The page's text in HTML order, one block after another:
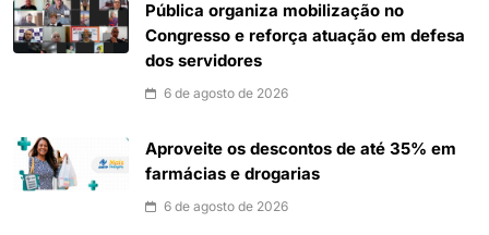
Pública organiza mobilização no
Congresso e reforça atuação em defesa
dos servidores
6 de agosto de 2026
Aproveite os descontos de até 35% em
farmácias e drogarias
6 de agosto de 2026